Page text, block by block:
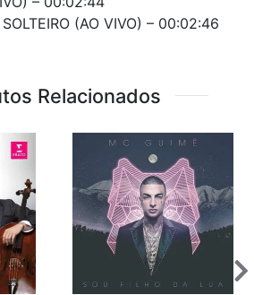
(AO VIVO) – 00:02:46
Relacionados